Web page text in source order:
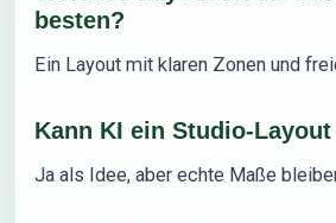
besten?
Ein Layout mit klaren Zonen und
Kann KI ein Studio-
Ja als Idee, aber echte Maße